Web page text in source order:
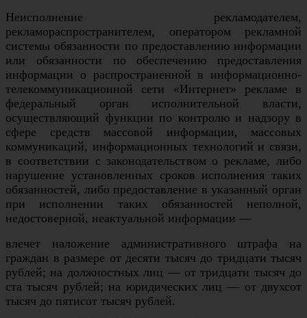
Неисполнение рекламодателем,
рекламораспространителем, оператором рекламной
системы обязанности по предоставлению информации
или обязанности по обеспечению предоставления
информации о распространенной в информационно-
телекоммуникационной сети «Интернет» рекламе в
федеральный орган исполнительной власти,
осуществляющий функции по контролю и надзору в
сфере средств массовой информации, массовых
коммуникаций, информационных технологий и связи,
в соответствии с законодательством о рекламе, либо
нарушение установленных сроков исполнения таких
обязанностей, либо предоставление в указанный орган
при исполнении таких обязанностей неполной,
недостоверной, неактуальной информации —
влечет наложение административного штрафа на
граждан в размере от десяти тысяч до тридцати тысяч
рублей; на должностных лиц — от тридцати тысяч до
ста тысяч рублей; на юридических лиц — от двухсот
тысяч до пятисот тысяч рублей.